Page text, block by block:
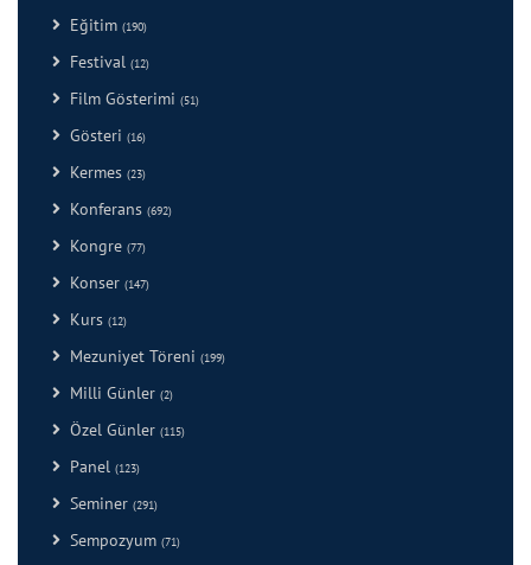
Eğitim (190)
Festival (12)
Film Gösterimi (51)
Gösteri (16)
Kermes (23)
Konferans (692)
Kongre (77)
Konser (147)
Kurs (12)
Mezuniyet Töreni (199)
Milli Günler (2)
Özel Günler (115)
Panel (123)
Seminer (291)
Sempozyum (71)